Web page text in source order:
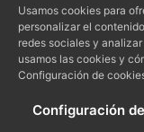
© Vibrados
Usamos cookies para
personalizar el
redes sociales y
usamos las cookies y
Configuración de
Configuración